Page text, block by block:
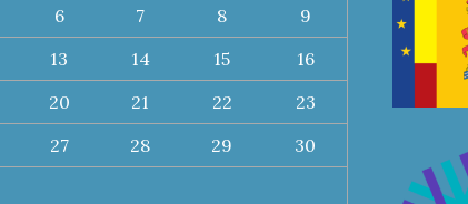
6 7 8
9
13 14 15
16
20 21 22
23
27 28 29
30